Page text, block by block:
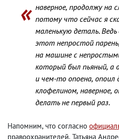
наверное, продолжу на
потому что сейчас я
маленькую деталь.
этот непростой парень
на машине с
который был пьяный, а
и чем-то опоена, опоил
клофелином, наверное,
делать не первый раз.
Напомним, что согласно
правоохранителей, Татьяна